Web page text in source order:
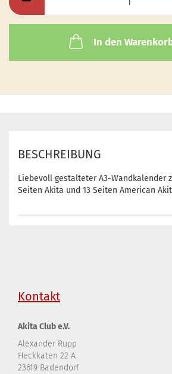
In den
BESCHREIBUNG
Liebevoll gestalteter A3-Wandkalender
Seiten Akita und 13 Seiten American
Kontakt
Akita Club e.V.
Alexander Rupp
Heckkaten 22 A
23619 Badendorf